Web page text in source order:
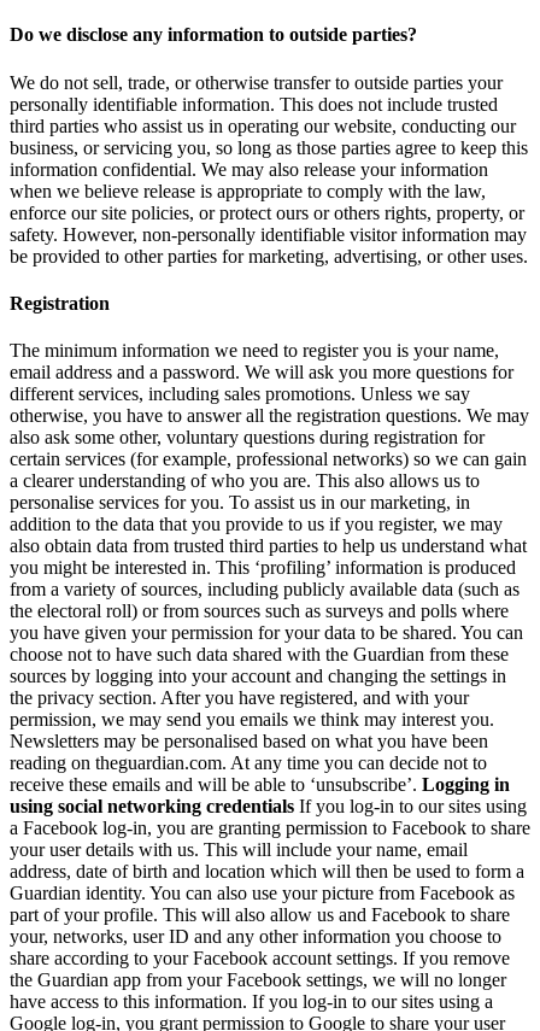
Do we disclose any information to outside parties?
We do not sell, trade, or otherwise transfer to outside parties your
personally identifiable information. This does not include trusted
third parties who assist us in operating our website, conducting our
business, or servicing you, so long as those parties agree to keep this
information confidential. We may also release your information
when we believe release is appropriate to comply with the law,
enforce our site policies, or protect ours or others rights, property, or
safety. However, non-personally identifiable visitor information may
be provided to other parties for marketing, advertising, or other uses.
Registration
The minimum information we need to register you is your name,
email address and a password. We will ask you more questions for
different services, including sales promotions. Unless we say
otherwise, you have to answer all the registration questions. We may
also ask some other, voluntary questions during registration for
certain services (for example, professional networks) so we can gain
a clearer understanding of who you are. This also allows us to
personalise services for you. To assist us in our marketing, in
addition to the data that you provide to us if you register, we may
also obtain data from trusted third parties to help us understand what
you might be interested in. This ‘profiling’ information is produced
from a variety of sources, including publicly available data (such as
the electoral roll) or from sources such as surveys and polls where
you have given your permission for your data to be shared. You can
choose not to have such data shared with the Guardian from these
sources by logging into your account and changing the settings in
the privacy section. After you have registered, and with your
permission, we may send you emails we think may interest you.
Newsletters may be personalised based on what you have been
reading on theguardian.com. At any time you can decide not to
receive these emails and will be able to ‘unsubscribe’. Logging in
using social networking credentials If you log-in to our sites using
a Facebook log-in, you are granting permission to Facebook to share
your user details with us. This will include your name, email
address, date of birth and location which will then be used to form a
Guardian identity. You can also use your picture from Facebook as
part of your profile. This will also allow us and Facebook to share
your, networks, user ID and any other information you choose to
share according to your Facebook account settings. If you remove
the Guardian app from your Facebook settings, we will no longer
have access to this information. If you log-in to our sites using a
Google log-in, you grant permission to Google to share your user